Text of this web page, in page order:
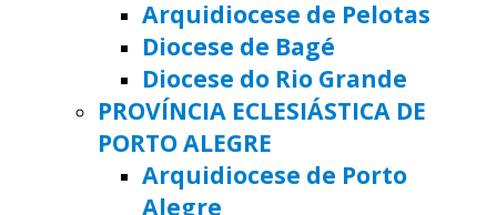
Arquidiocese de Pelotas
Diocese de Bagé
Diocese do Rio Grande
PROVÍNCIA ECLESIÁSTICA DE
PORTO ALEGRE
Arquidiocese de Porto
Alegre